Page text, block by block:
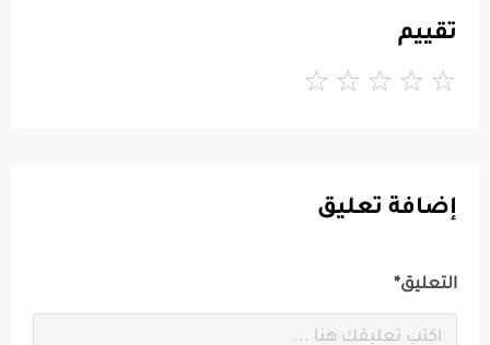
تقييم
إضافة تعليق
التعليق*